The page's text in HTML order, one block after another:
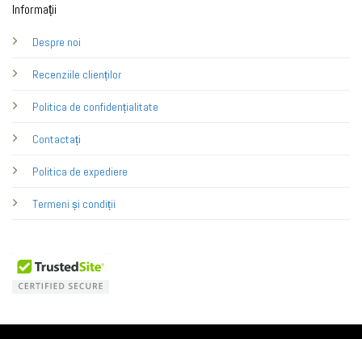
Informații
Despre noi
Recenziile clienților
Politica de confidențialitate
Contactați
Politica de expediere
Termeni și condiții